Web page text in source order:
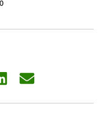
Share
Share